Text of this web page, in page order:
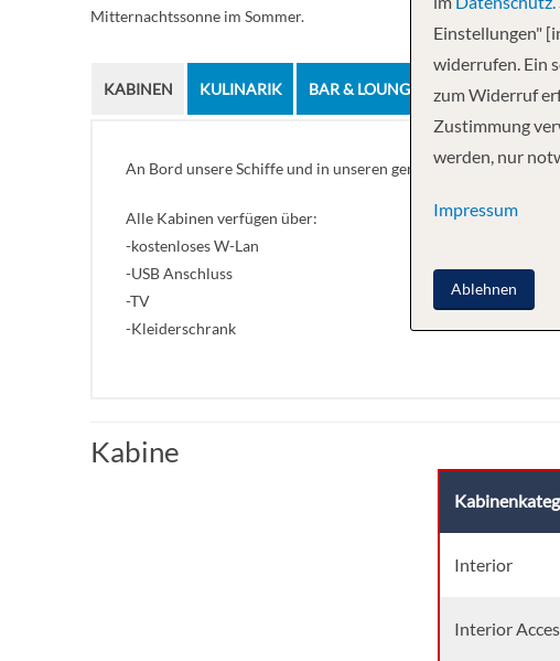
Mitternachtssonne im Sommer.
KABINEN KULINARIK BAR & LOUNGE DIVERS
An Bord unsere Schiffe und in unseren geräumigen Kabinen
Alle Kabinen verfügen über:
-kostenloses W-Lan
-USB Anschluss
-TV
-Kleiderschrank
Kabine
Interior
Interior
Einstellungen"
widerrufen. Ein
zum Widerruf
Zustimmung
werden, nur
Impressum
Ablehnen